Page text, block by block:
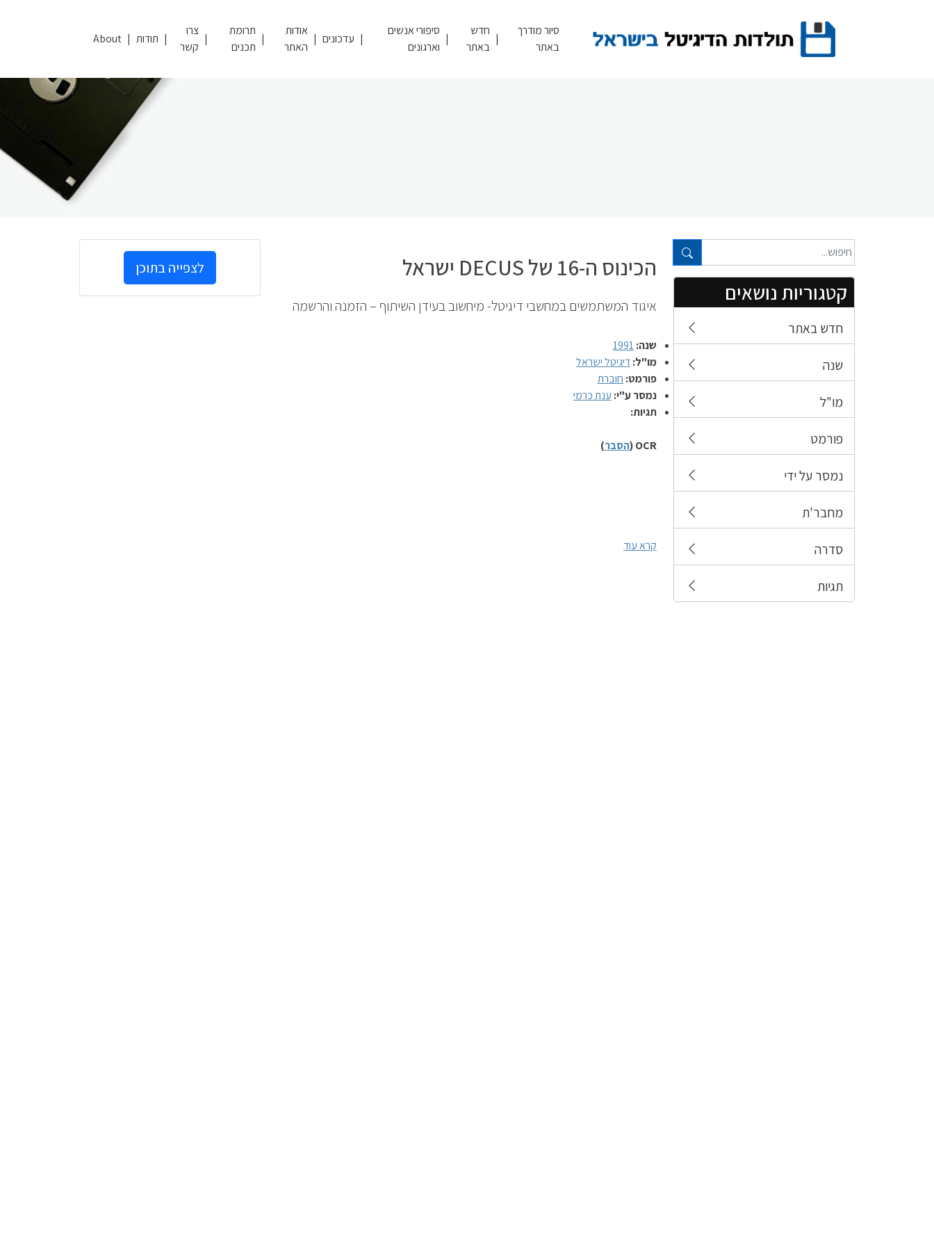
סיור מודרך
באתר
חדש
באתר
סיפורי אנשים
וארגונים
עדכונים
אודות
האתר
תרומת
תכנים
צרו
קשר
תודות About
טקסט חופשי...
קטגוריות נושאים
חדש באתר
שנה
מו"ל
פורמט
נמסר על ידי
מחבר'ת
סדרה
תגיות
הכינוס ה-16 של DECUS ישראל
איגוד המשתמשים במחשבי דיגיטל- מיחשוב בעידן השיתוף – הזמנה והרשמה
שנה:1991
מו"ל:דיגיטל ישראל
פורמט: חוברת
נמסר ע"י: ענת כרמי
תגיות:
OCR ( הסבר)
קרא עוד
לצפייה בתוכן